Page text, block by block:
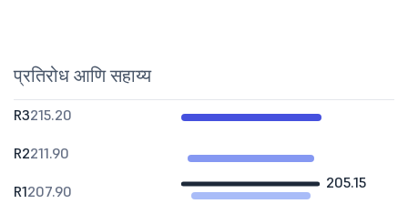
प्रतिरोध आणि सहाय्य
205.15
R3215.20
R2211.90
R1207.90